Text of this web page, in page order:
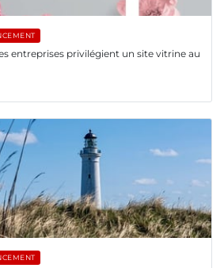
entreprises privilégient un site vitrine au